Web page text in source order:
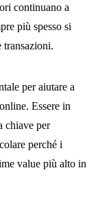
continuano a
più spesso si
transazioni.
per aiutare a
Essere in
chiave per
perché i
value più alto in